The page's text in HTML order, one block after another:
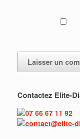
Contactez Elite-
07 66 67 11 92
contact@elite-